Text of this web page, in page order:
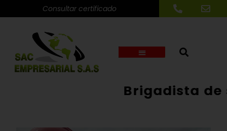
Consultar certificado
Brigadista